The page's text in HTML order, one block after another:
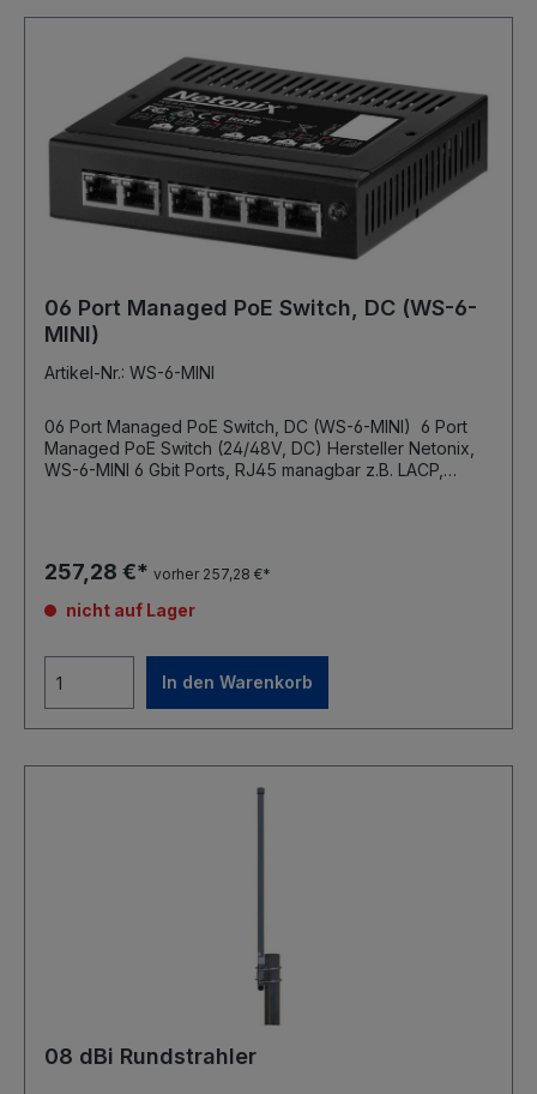
06 Port Managed PoE Switch, DC (WS-6-
MINI)
Artikel-Nr.: WS-6-MINI
06 Port Managed PoE Switch, DC (WS-6-MINI) 6 Port
Managed PoE Switch (24/48V, DC) Hersteller Netonix,
WS-6-MINI 6 Gbit Ports, RJ45 managbar z.B. LACP,
für MikroTik oder UBNT) Stromversorgung über
optionales Netzteil, durch einen anderen WISP Switch
oder 48-53V 2A PoE Adapter (8 Adern erforderlich)
bis +55°C Größe 127x118x32mm Lieferung ohne Netzteil
257,28 €* vorher 257,28 €*
nicht auf Lager
In den Warenkorb
08 dBi Rundstrahler